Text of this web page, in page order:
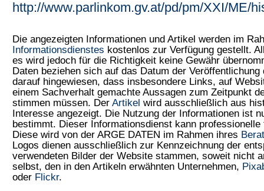
http://www.parlinkom.gv.at/pd/pm/XXI/ME/
Die angezeigten Informationen und Artikel werden im
Informationsdienstes kostenlos zur Verfügung gestellt.
es wird jedoch für die Richtigkeit keine Gewähr
Daten beziehen sich auf das Datum der
darauf hingewiesen, dass insbesondere Links, auf
einem Sachverhalt gemachte Aussagen zum Zeitpunkt
stimmen müssen. Der Artikel wird ausschließlich aus
Interesse angezeigt. Die Nutzung der Informationen ist
bestimmt. Dieser Informationsdienst kann
Diese wird von der ARGE DATEN im Rahmen ihres
Logos dienen ausschließlich zur Kennzeichnung der
verwendeten Bilder der Website stammen, soweit nicht
selbst, den in den Artikeln erwähnten Unternehmen,
oder Flickr.